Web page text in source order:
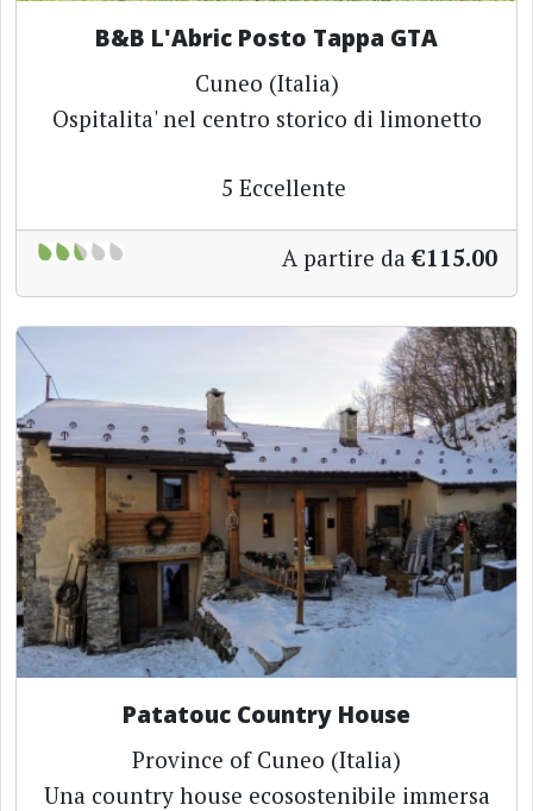
B&B L'Abric Posto Tappa GTA
Cuneo (Italia)
Ospitalita' nel centro storico di limonetto
5 Eccellente
A partire da €115.00
Patatouc Country House
Province of Cuneo (Italia)
Una country house ecosostenibile immersa